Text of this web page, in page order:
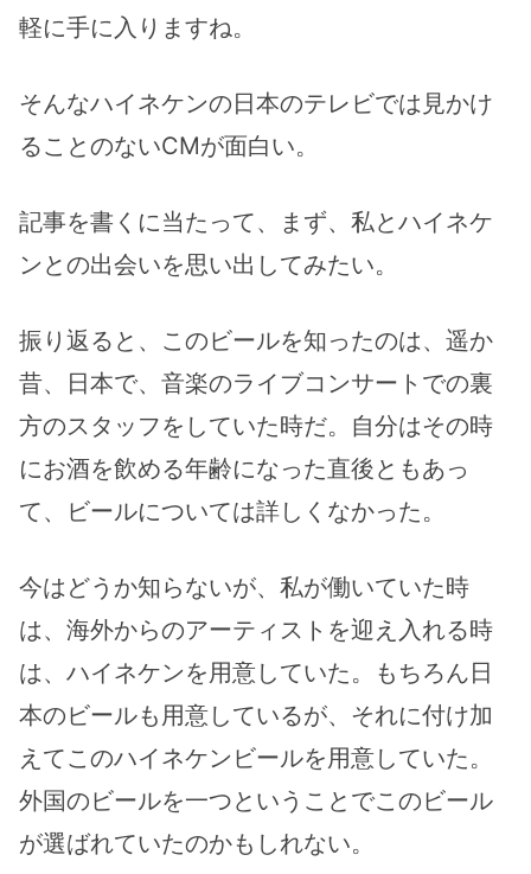
軽に手に入りますね。
そんなハイネケンの日本のテレビでは見かけ
ることのないCMが面白い。
記事を書くに当たって、まず、私とハイネケ
ンとの出会いを思い出してみたい。
振り返ると、このビールを知ったのは、遥か
昔、日本で、音楽のライブコンサートでの裏
方のスタッフをしていた時だ。自分はその時
にお酒を飲める年齢になった直後ともあっ
て、ビールについては詳しくなかった。
今はどうか知らないが、私が働いていた時
は、海外からのアーティストを迎え入れる時
は、ハイネケンを用意していた。もちろん日
本のビールも用意しているが、それに付け加
えてこのハイネケンビールを用意していた。
外国のビールを一つということでこのビール
が選ばれていたのかもしれない。